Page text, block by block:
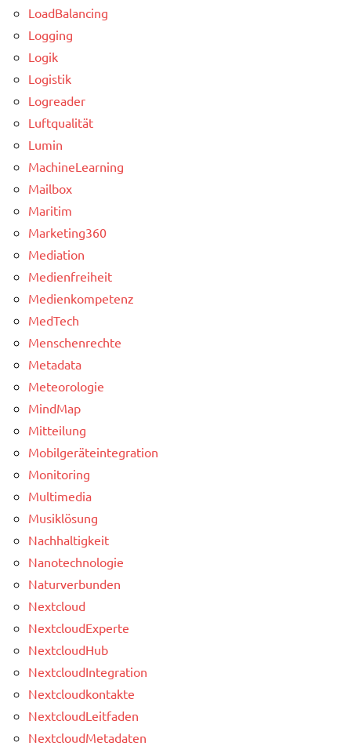
LoadBalancing
Logging
Logik
Logistik
Logreader
Luftqualität
Lumin
MachineLearning
Mailbox
Maritim
Marketing360
Mediation
Medienfreiheit
Medienkompetenz
MedTech
Menschenrechte
Metadata
Meteorologie
MindMap
Mitteilung
Mobilgeräteintegration
Monitoring
Multimedia
Musiklösung
Nachhaltigkeit
Nanotechnologie
Naturverbunden
Nextcloud
NextcloudExperte
NextcloudHub
NextcloudIntegration
Nextcloudkontakte
NextcloudLeitfaden
NextcloudMetadaten